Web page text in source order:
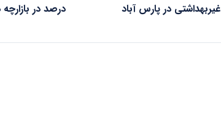
غیربهداشتی در پارس آباد
درصد در